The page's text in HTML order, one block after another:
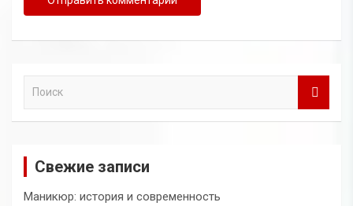
Свежие записи
Маникюр: история и современность